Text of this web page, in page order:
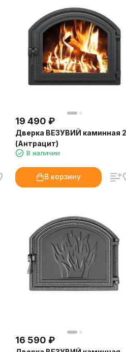
19 490 ₽
Дверка ВЕЗУВИЙ каминная
(Антрацит)
В наличии
В корзину
16 590 ₽